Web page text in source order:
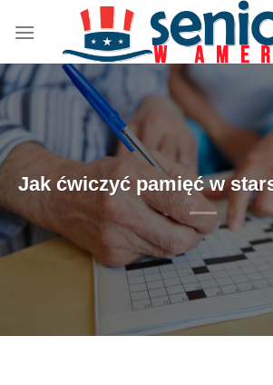
zawartości
Jak ćwiczyć pamięć w